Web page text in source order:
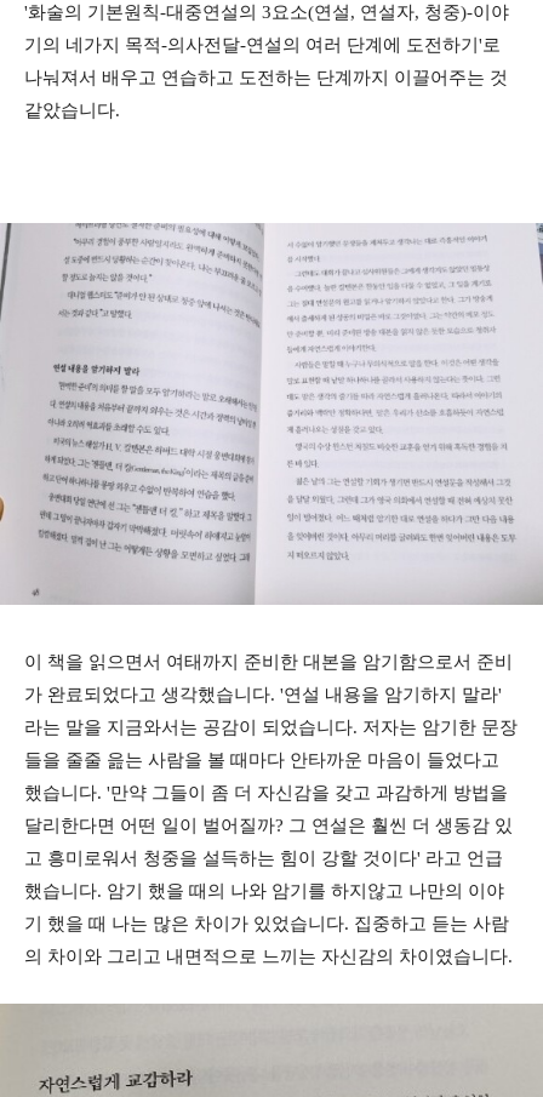
'화술의 기본원칙-대중연설의 3요소(연설, 연설자, 청중)-이야
기의 네가지 목적-의사전달-연설의 여러 단계에 도전하기'로
나눠져서 배우고 연습하고 도전하는 단계까지 이끌어주는 것
같았습니다.
이 책을 읽으면서 여태까지 준비한 대본을 암기함으로서 준비
가 완료되었다고 생각했습니다. '연설 내용을 암기하지 말라'
라는 말을 지금와서는 공감이 되었습니다. 저자는 암기한 문장
들을 줄줄 읊는 사람을 볼 때마다 안타까운 마음이 들었다고
했습니다. '만약 그들이 좀 더 자신감을 갖고 과감하게 방법을
달리한다면 어떤 일이 벌어질까? 그 연설은 훨씬 더 생동감 있
고 흥미로워서 청중을 설득하는 힘이 강할 것이다' 라고 언급
했습니다. 암기 했을 때의 나와 암기를 하지않고 나만의 이야
기 했을 때 나는 많은 차이가 있었습니다. 집중하고 듣는 사람
의 차이와 그리고 내면적으로 느끼는 자신감의 차이였습니다.